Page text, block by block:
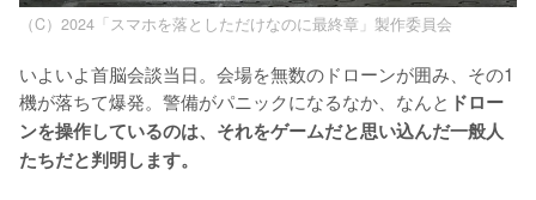
（C）2024「スマホを落としただけなのに最終章」製作委員会
いよいよ首脳会談当日。会場を無数のドローンが囲み、その1
機が落ちて爆発。警備がパニックになるなか、なんと ドロー
ンを操作しているのは、それをゲームだと思い込んだ一般人
たちだと判明します。